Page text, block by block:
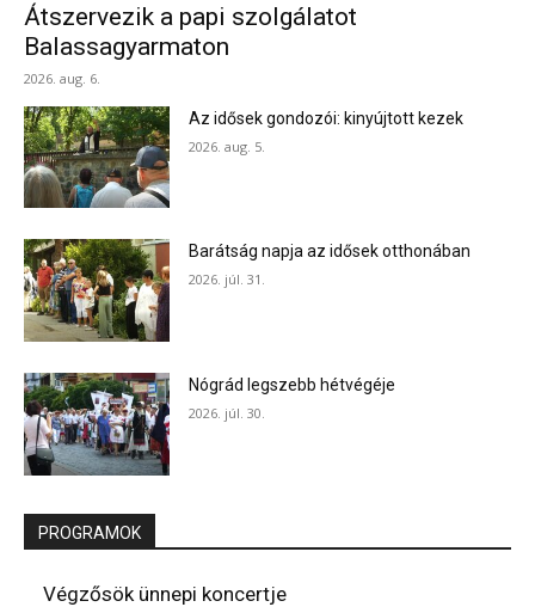
Átszervezik a papi szolgálatot
Balassagyarmaton
2026. aug. 6.
Az idősek gondozói: kinyújtott kezek
2026. aug. 5.
Barátság napja az idősek otthonában
2026. júl. 31.
Nógrád legszebb hétvégéje
2026. júl. 30.
PROGRAMOK
Végzősök ünnepi koncertje